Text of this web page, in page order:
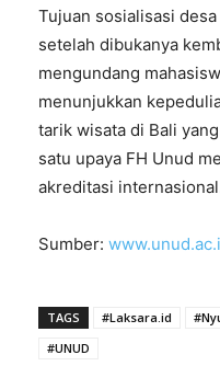
Tujuan sosialisasi
setelah dibukanya
mengundang
menunjukkan
tarik wisata di Bali
satu upaya FH Unud
akreditasi
Sumber:
TAGS #Laksara.id
#UNUD